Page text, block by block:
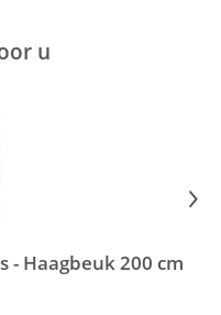
u
- Haagbeuk 200 cm